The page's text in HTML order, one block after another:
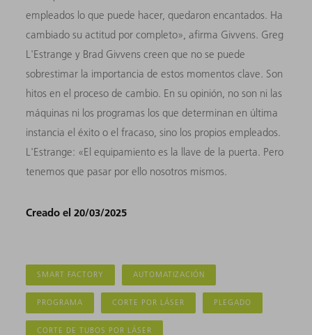
empleados lo que puede hacer, quedaron encantados. Ha
cambiado su actitud por completo», afirma Givvens. Greg
L'Estrange y Brad Givvens creen que no se puede
sobrestimar la importancia de estos momentos clave. Son
hitos en el proceso de cambio. En su opinión, no son ni las
máquinas ni los programas los que determinan en última
instancia el éxito o el fracaso, sino los propios empleados.
L'Estrange: «El equipamiento es la llave de la puerta. Pero
tenemos que pasar por ello nosotros mismos.
Creado el 20/03/2025
SMART FACTORY AUTOMATIZACIÓN
PROGRAMA CORTE POR LÁSER PLEGADO
CORTE DE TUBOS POR LÁSER